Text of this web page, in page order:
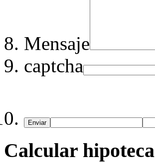
Mensaje
captcha
Enviar
Calcular hipoteca